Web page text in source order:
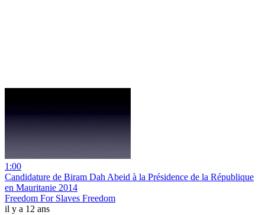
1:00
Candidature de Biram Dah Abeid à la Présidence de la République
en Mauritanie 2014
Freedom For Slaves Freedom
il y a 12 ans